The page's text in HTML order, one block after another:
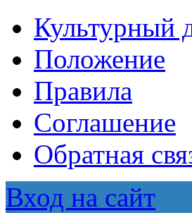
Культурный
Положение
Правила
Соглашение
Обратная
Вход на сайт